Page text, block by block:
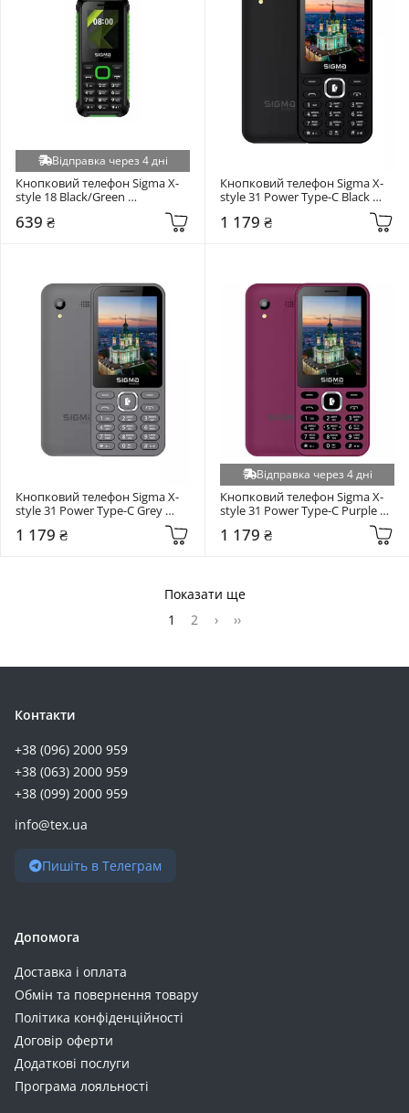
Відправка через 4 дні
Кнопковий телефон Sigma X-
style 18 Black/Green
639 ₴
Кнопковий телефон Sigma X-
style 31 Power Type-C Black
1 179 ₴
Кнопковий телефон Sigma X-
style 31 Power Type-C Grey
1 179 ₴
Відправка через 4 дні
Кнопковий телефон Sigma X-
style 31 Power Type-C Purple
1 179 ₴
Показати ще
1
2 › ››
Контакти
+38 (096) 2000 959
+38 (063) 2000 959
+38 (099) 2000 959
info@tex.ua
Пишіть в Телеграм
Допомога
Доставка і оплата
Обмін та повернення товару
Політика конфіденційності
Договір оферти
Додаткові послуги
Програма лояльності